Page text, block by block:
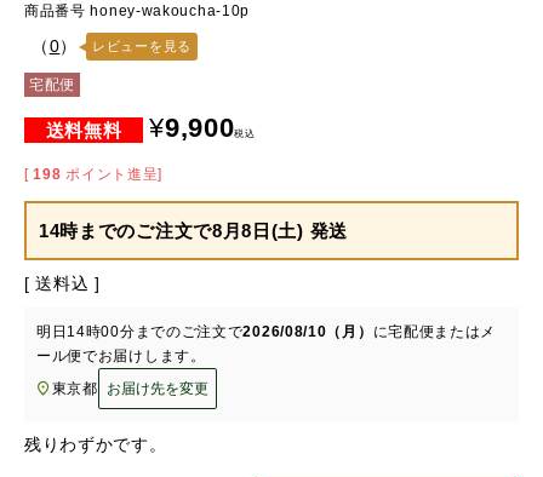
商品番号 honey-wakoucha-10p
（0） レビューを見る
宅配便
¥9,900税込
[ 198 ポイント進呈]
14時までのご注文で8月8日(土) 発送
送料込
明日 14時00分 までのご注文で2026/08/10（月） に宅配便またはメ
ール便でお届けします。
東京都
お届け先を変更
残りわずかです。